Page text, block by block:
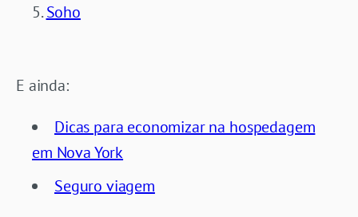
Soho
E ainda:
Dicas para economizar na hospedagem
em Nova York
Seguro viagem